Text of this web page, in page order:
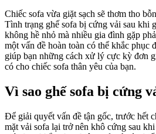
Chiếc sofa vừa giặt sạch sẽ thơm tho
Tình trạng ghế sofa bị cứng vải sau khi
không hề nhỏ mà nhiều gia đình gặp
một vấn đề hoàn toàn có thể khắc phục
giúp bạn những cách xử lý cực kỳ đơn
có cho chiếc sofa thân yêu của bạn.
Vì sao ghế sofa bị cứng
Để giải quyết vấn đề tận gốc, trước hết
mặt vải sofa lại trở nên khô cứng sau